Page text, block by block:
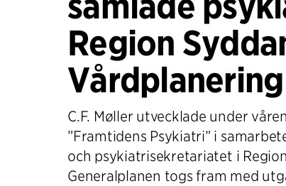
Region
Vårdplanering
C.F. Møller utvecklade under
”Framtidens Psykiatri” i
och psykiatrisekretariatet i
Generalplanen togs fram med